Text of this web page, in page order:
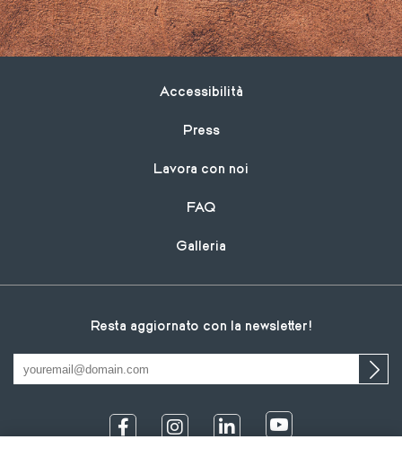
Footer
Accessibilità
Press
Lavora con noi
FAQ
Galleria
Resta aggiornato con la newsletter!